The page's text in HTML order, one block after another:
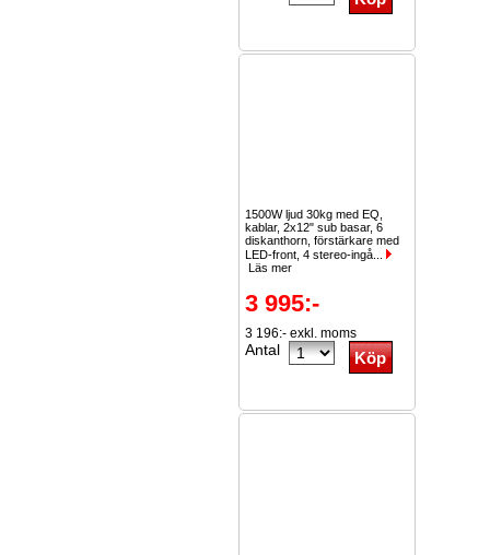
1500W ljud 30kg med EQ,
kablar, 2x12" sub basar, 6
diskanthorn, förstärkare med
LED-front, 4 stereo-ingå...
Läs mer
3 995:-
3 196:- exkl. moms
Antal